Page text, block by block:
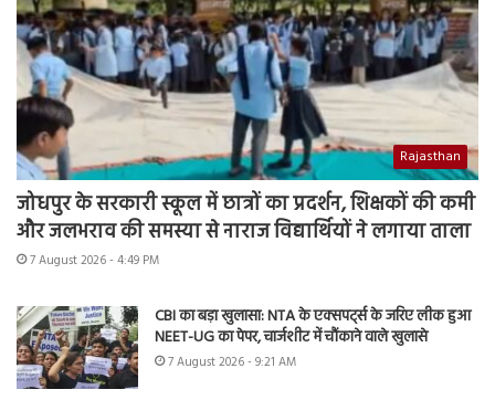
Rajasthan
जोधपुर के सरकारी स्कूल में छात्रों का प्रदर्शन, शिक्षकों की कमी
और जलभराव की समस्या से नाराज विद्यार्थियों ने लगाया ताला
7 August 2026 - 4:49 PM
CBI का बड़ा खुलासा: NTA के एक्सपर्ट्स के जरिए लीक हुआ
NEET-UG का पेपर, चार्जशीट में चौंकाने वाले खुलासे
7 August 2026 - 9:21 AM